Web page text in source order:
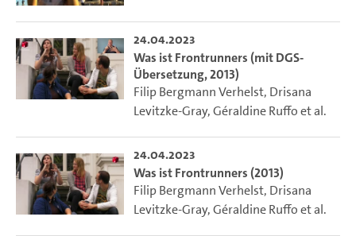
24.04.2023
Was ist Frontrunners (mit DGS-
Übersetzung, 2013)
Filip Bergmann Verhelst, Drisana
Levitzke-Gray,Géraldine Ruffoet al.
24.04.2023
Was ist Frontrunners (2013)
Filip Bergmann Verhelst, Drisana
Levitzke-Gray,Géraldine Ruffoet al.